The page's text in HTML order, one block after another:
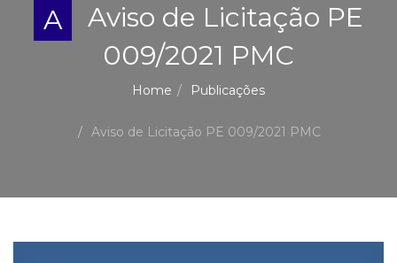
A
Aviso de Licitação PE
009/2021 PMC
Home Publicações
Aviso de Licitação PE 009/2021 PMC